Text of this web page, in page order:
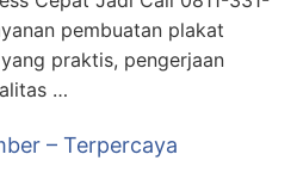
pembuatan plakat
praktis, pengerjaan
…
– Terpercaya